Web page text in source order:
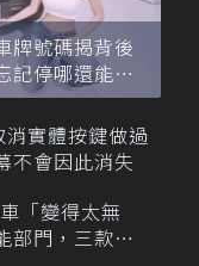
牌號碼揭背後
記停哪還能幫
實體按鍵做過
會因此消失
「變得太無
部門，三款手